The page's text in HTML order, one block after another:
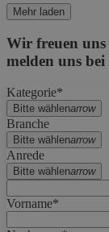
Mehr laden
Wir freuen
melden uns
Kategorie*
Bitte wählenarrow
Branche
Bitte wählenarrow
Anrede
Bitte wählenarrow
Vorname*